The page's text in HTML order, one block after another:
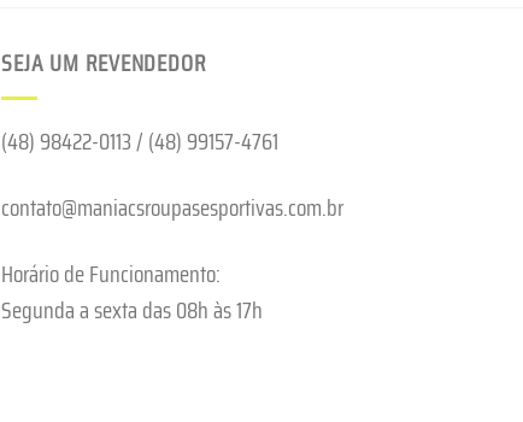
SEJA UM REVENDEDOR
(48) 98422-0113 / (48) 99157-4761
contato@maniacsroupasesportivas.com.br
Horário de Funcionamento:
Segunda a sexta das 08h às 17h